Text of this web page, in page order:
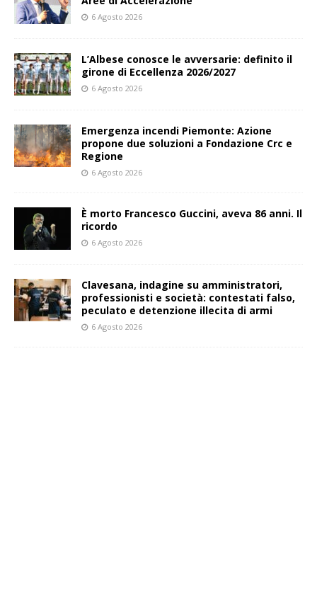
6 Agosto 2026
L’Albese conosce le avversarie: definito il
girone di Eccellenza 2026/2027
6 Agosto 2026
Emergenza incendi Piemonte: Azione
propone due soluzioni a Fondazione Crc e
Regione
6 Agosto 2026
È morto Francesco Guccini, aveva 86 anni. Il
ricordo
6 Agosto 2026
Clavesana, indagine su amministratori,
professionisti e società: contestati falso,
peculato e detenzione illecita di armi
6 Agosto 2026